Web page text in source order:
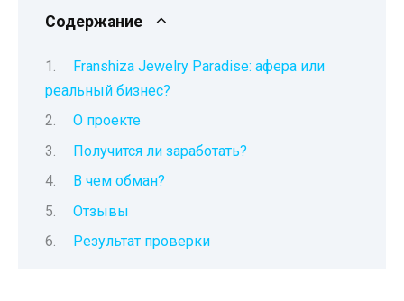
Содержание
Franshiza Jewelry Paradise: афера или
реальный бизнес?
О проекте
Получится ли заработать?
В чем обман?
Отзывы
Результат проверки